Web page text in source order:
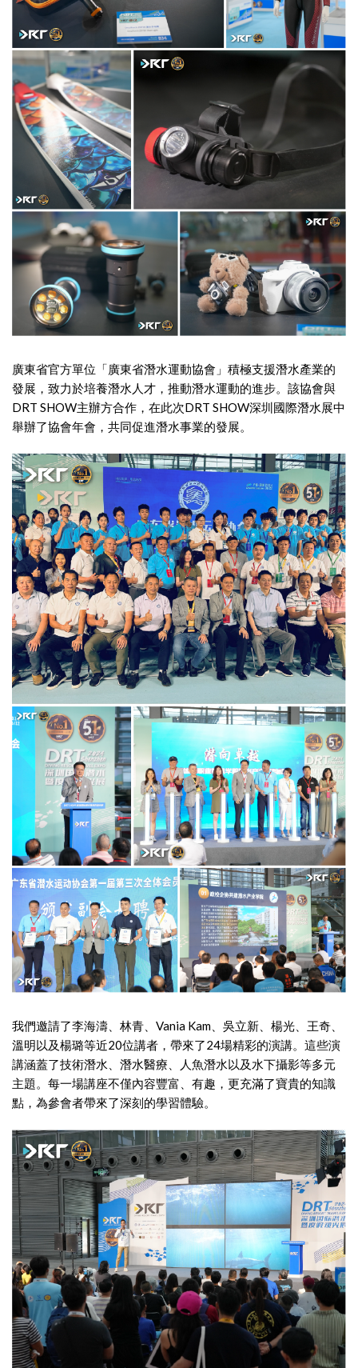
廣東省官方單位「廣東省潛水運動協會」積極支援潛水產業的
發展，致力於培養潛水人才，推動潛水運動的進步。該協會與
DRT SHOW主辦方合作，在此次DRT SHOW深圳國際潛水展中
舉辦了協會年會，共同促進潛水事業的發展。
我們邀請了李海濤、林青、Vania Kam、吳立新、楊光、王奇、
溫明以及楊璐等近20位講者，帶來了24場精彩的演講。這些演
講涵蓋了技術潛水、潛水醫療、人魚潛水以及水下攝影等多元
主題。每一場講座不僅內容豐富、有趣，更充滿了寶貴的知識
點，為參會者帶來了深刻的學習體驗。